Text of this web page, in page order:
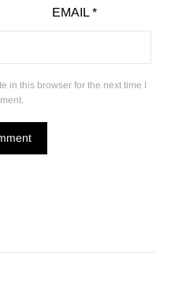
EMAIL *
in this browser for the next time I